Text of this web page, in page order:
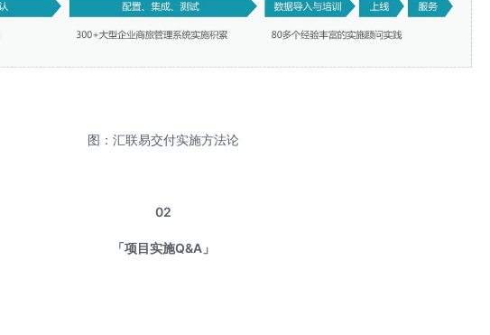
图：汇联易交付实施方法论
02
「项目实施Q&A」